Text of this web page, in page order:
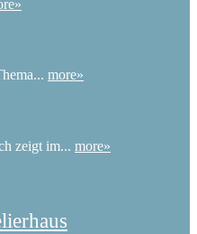
more»
zeigt im... more»